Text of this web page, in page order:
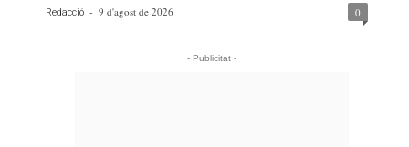
Redacció - 9 d'agost de 2026 0
- Publicitat -